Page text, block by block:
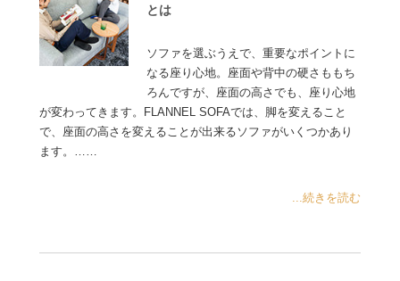
とは
ソファを選ぶうえで、重要なポイントに
なる座り心地。座面や背中の硬さももち
ろんですが、座面の高さでも、座り心地
が変わってきます。FLANNEL SOFAでは、脚を変えること
で、座面の高さを変えることが出来るソファがいくつかあり
ます。……
...続きを読む